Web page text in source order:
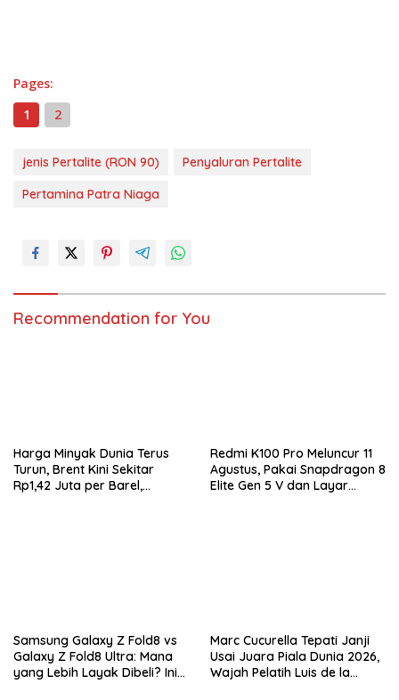
Pages:
1
2
jenis Pertalite (RON 90)
Penyaluran Pertalite
Pertamina Patra Niaga
Recommendation for You
Harga Minyak Dunia Terus
Turun, Brent Kini Sekitar
Rp1,42 Juta per Barel,
Redmi K100 Pro Meluncur 11
Agustus, Pakai Snapdragon 8
Elite Gen 5 V dan Layar
Samsung Galaxy Z Fold8 vs
Galaxy Z Fold8 Ultra: Mana
yang Lebih Layak Dibeli? Ini
Marc Cucurella Tepati Janji
Usai Juara Piala Dunia 2026,
Wajah Pelatih Luis de la